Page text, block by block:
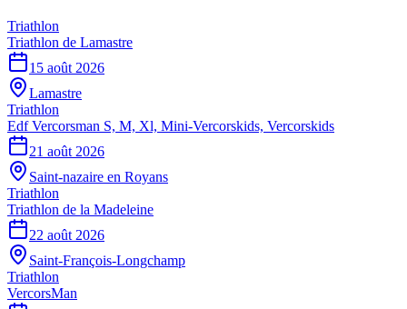
Triathlon
Triathlon de Lamastre
15 août 2026
Lamastre
Triathlon
Edf Vercorsman S, M, Xl, Mini-Vercorskids, Vercorskids
21 août 2026
Saint-nazaire en Royans
Triathlon
Triathlon de la Madeleine
22 août 2026
Saint-François-Longchamp
Triathlon
VercorsMan